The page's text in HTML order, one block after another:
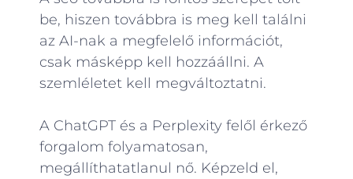
be, hiszen továbbra is meg kell találni
az AI-nak a megfelelő információt,
csak másképp kell hozzáállni. A
szemléletet kell megváltoztatni.
A ChatGPT és a Perplexity felől érkező
forgalom folyamatosan,
megállíthatatlanul nő. Képzeld el,